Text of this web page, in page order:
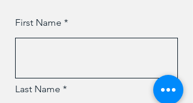
First Name
Last Name